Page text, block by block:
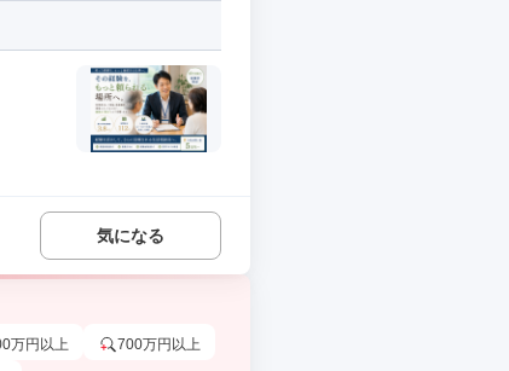
気になる
万円以上 700万円以上